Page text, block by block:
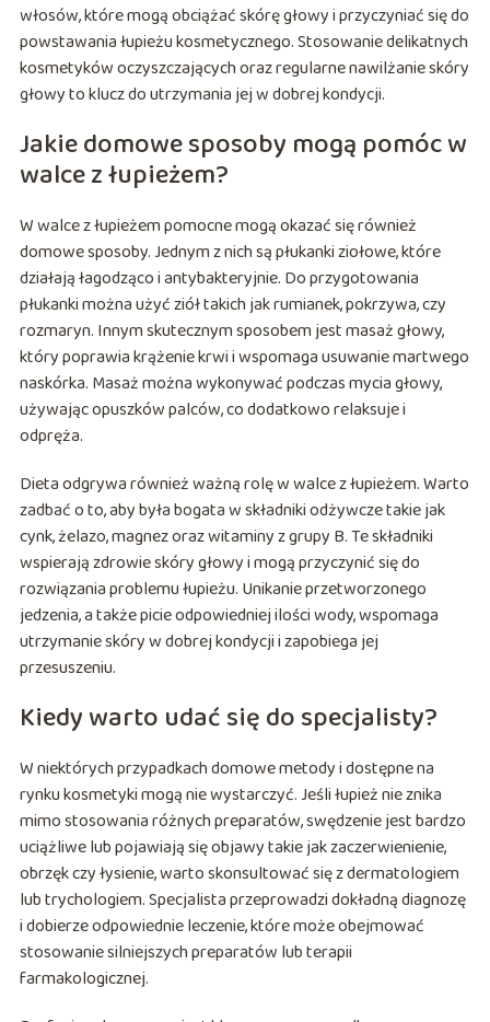
włosów, które mogą obciążać skórę głowy i przyczyniać się do
powstawania łupieżu kosmetycznego. Stosowanie delikatnych
kosmetyków oczyszczających oraz regularne nawilżanie skóry
głowy to klucz do utrzymania jej w dobrej kondycji.
Jakie domowe sposoby mogą pomóc w
walce z łupieżem?
W walce z łupieżem pomocne mogą okazać się również
domowe sposoby. Jednym z nich są płukanki ziołowe, które
działają łagodząco i antybakteryjnie. Do przygotowania
płukanki można użyć ziół takich jak rumianek, pokrzywa, czy
rozmaryn. Innym skutecznym sposobem jest masaż głowy,
który poprawia krążenie krwi i wspomaga usuwanie martwego
naskórka. Masaż można wykonywać podczas mycia głowy,
używając opuszków palców, co dodatkowo relaksuje i
odpręża.
Dieta odgrywa również ważną rolę w walce z łupieżem. Warto
zadbać o to, aby była bogata w składniki odżywcze takie jak
cynk, żelazo, magnez oraz witaminy z grupy B. Te składniki
wspierają zdrowie skóry głowy i mogą przyczynić się do
rozwiązania problemu łupieżu. Unikanie przetworzonego
jedzenia, a także picie odpowiedniej ilości wody, wspomaga
utrzymanie skóry w dobrej kondycji i zapobiega jej
przesuszeniu.
Kiedy warto udać się do specjalisty?
W niektórych przypadkach domowe metody i dostępne na
rynku kosmetyki mogą nie wystarczyć. Jeśli łupież nie znika
mimo stosowania różnych preparatów, swędzenie jest bardzo
uciążliwe lub pojawiają się objawy takie jak zaczerwienienie,
obrzęk czy łysienie, warto skonsultować się z dermatologiem
lub trychologiem. Specjalista przeprowadzi dokładną diagnozę
i dobierze odpowiednie leczenie, które może obejmować
stosowanie silniejszych preparatów lub terapii
farmakologicznej.